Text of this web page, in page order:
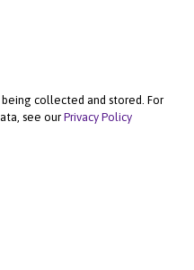
collected and stored. For
see ourPrivacy Policy